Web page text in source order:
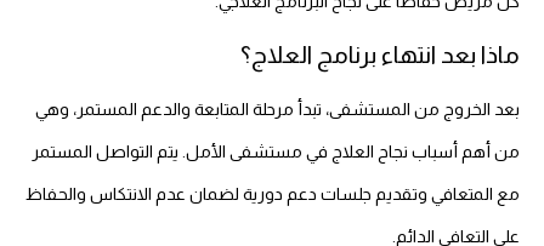
ماذا بعد انتهاء برنامج العلاج؟
بعد الخروج من المستشفى، تبدأ مرحلة المتابعة والدعم المستمر، وهي
من أهم أسباب نجاح العلاج في مستشفى الأمل. يتم التواصل المستمر
مع المتعافي وتقديم جلسات دعم دورية لضمان عدم الانتكاس والحفاظ
على التعافي الدائم.